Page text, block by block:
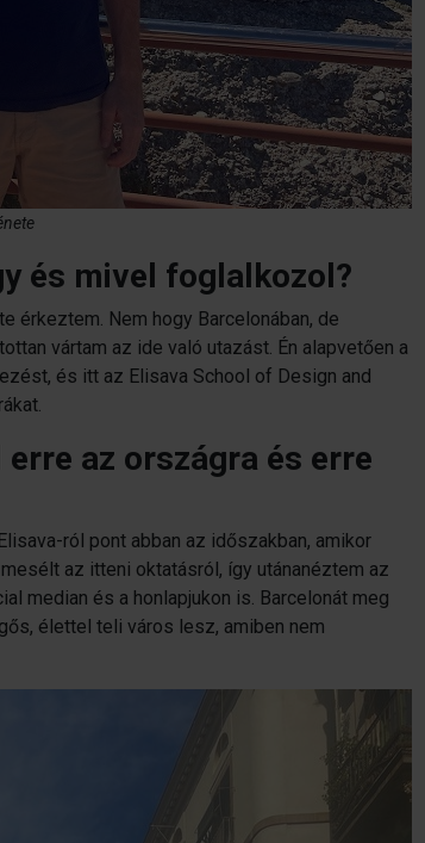
és mivel foglalkozol?
érkeztem. Nem hogy Barcelonában, de
vártam az ide való utazást. Én alapvetően a
és itt az Elisava School of Design and
erre az országra és erre
ról pont abban az időszakban, amikor
az itteni oktatásról, így utánanéztem az
median és a honlapjukon is. Barcelonát meg
élettel teli város lesz, amiben nem